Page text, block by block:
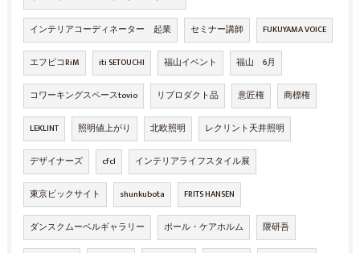
インテリアコーディネーター 起業 セミナー講師 FUKUYAMA VOICE
エフピコRiM iti SETOUCHI 福山イベント 福山 6月
コワーキングスペースtovio リプロダクト品 意匠権 商標権
LEKLINT 照明値上がり 北欧照明 レクリント天井照明
デザイナーズ cfcl インテリアライフスタイル展
東京ビックサイト shunkubota FRITS HANSEN
ダンスクムーベルギャラリー ポール・ケアホルム 隈研吾